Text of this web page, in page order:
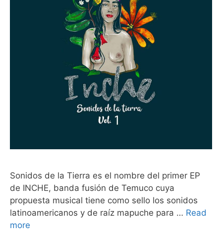
Sonidos de la Tierra es el nombre del primer EP
de INCHE, banda fusión de Temuco cuya
propuesta musical tiene como sello los sonidos
latinoamericanos y de raíz mapuche para … Read
more